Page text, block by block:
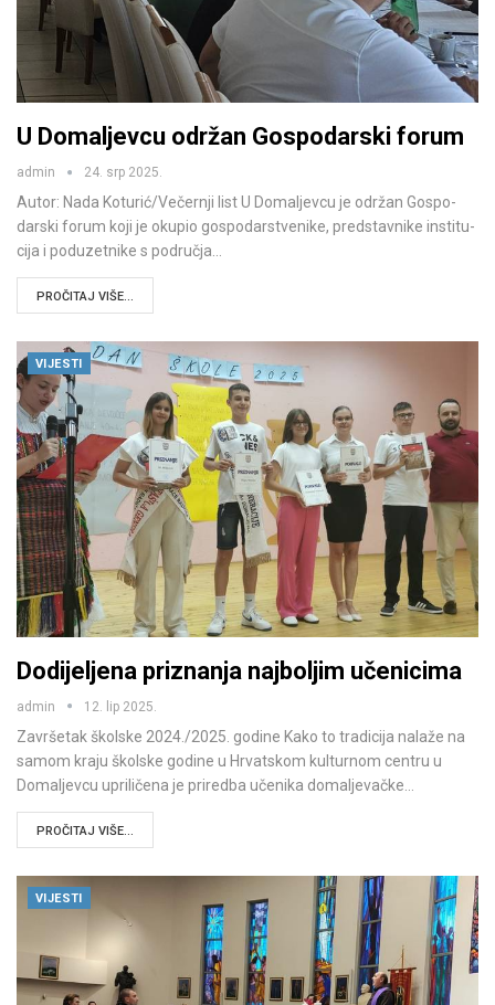
U Domaljevcu održan Gospodarski forum
admin 24. srp 2025.
Autor: Nada Koturić/Večernji list U Doma­ljevcu je odr­žan Gos­po­
dar­ski forum koji je oku­pio gos­po­dar­stve­nike, pred­stav­nike ins­ti­tu­
cija i podu­zet­nike s podru­čja…
PROČITAJ VIŠE...
VIJESTI
Dodijeljena priznanja najboljim učenicima
admin 12. lip 2025.
Završetak školske 2024./2025. godine Kako to tradicija nalaže na
samom kraju školske godine u Hrvatskom kulturnom centru u
Domaljevcu upriličena je priredba učenika domaljevačke…
PROČITAJ VIŠE...
VIJESTI